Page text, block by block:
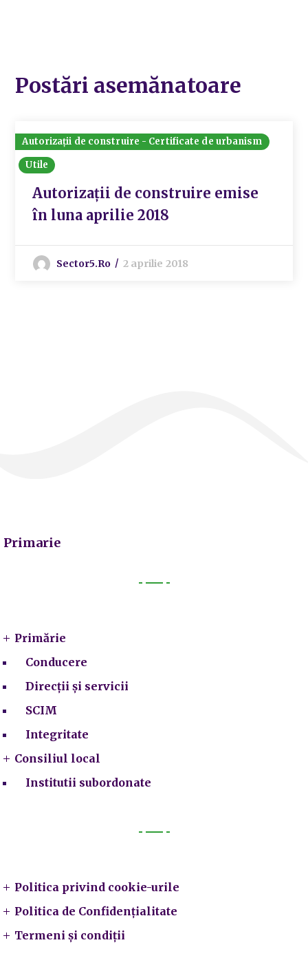
Postări asemănatoare
Autorizații de construire - Certificate de urbanism
Utile
Autorizații de construire emise
în luna aprilie 2018
Sector5.ro 2 aprilie 2018
Primarie
Primărie
Conducere
Direcții și servicii
SCIM
Integritate
Consiliul local
Institutii subordonate
Politica privind cookie-urile
Politica de Confidențialitate
Termeni și condiții